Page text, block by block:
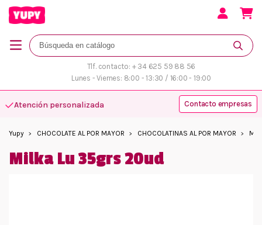
Tlf. contacto: + 34 625 59 88 56
Lunes - Viernes: 8:00 - 13:30 / 16:00 - 19:00
Atención personalizada Contacto empresas
Yupy CHOCOLATE AL POR MAYOR CHOCOLATINAS AL POR MAYOR
Milka Lu 35grs 20ud